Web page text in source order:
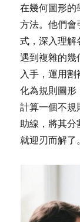
在幾何圖形的
方法。他們會
式，深入理解
遇到複雜的幾
入手，運用
化為規則圖形
計算一個不規
助線，將其分
就迎刃而解了。